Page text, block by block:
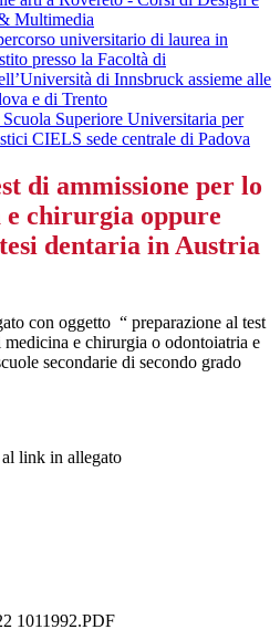
Multimedia
universitario di laurea in
presso la Facoltà di
di Innsbruck assieme alle
e di Trento
Superiore Universitaria per
CIELS sede centrale di Padova
di ammissione per lo
chirurgia oppure
dentaria in Austria
con oggetto “ preparazione al test
e chirurgia o odontoiatria e
secondarie di secondo grado
link in allegato
1011992.PDF